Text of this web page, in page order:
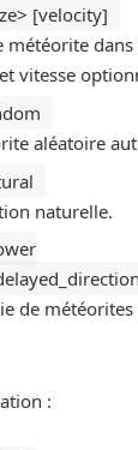
[velocity]
météorite
vitesse
aléatoire
naturelle.
de
: